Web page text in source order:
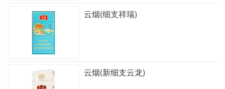
云烟(细支祥瑞)
云烟(新细支云龙)